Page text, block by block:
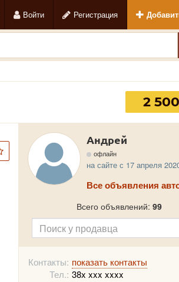
Войти Регистрация
2
Андрей
офлайн
на сайте с 17 апреля
Все объявления
Всего объявлений: 99
Контакты: показать контакты
Тел.: 38x xxx xxxx